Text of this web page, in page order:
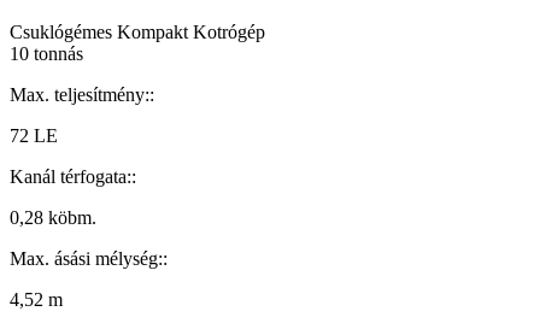
Csuklógémes Kompakt Kotrógép
10 tonnás
Max. teljesítmény::
72 LE
Kanál térfogata::
0,28 köbm.
Max. ásási mélység::
4,52 m